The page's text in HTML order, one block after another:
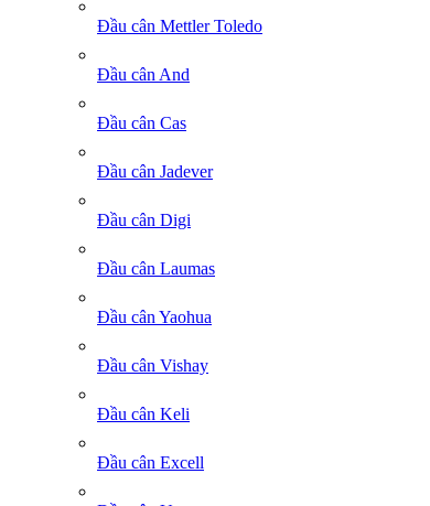
Đầu cân Mettler Toledo
Đầu cân And
Đầu cân Cas
Đầu cân Jadever
Đầu cân Digi
Đầu cân Laumas
Đầu cân Yaohua
Đầu cân Vishay
Đầu cân Keli
Đầu cân Excell